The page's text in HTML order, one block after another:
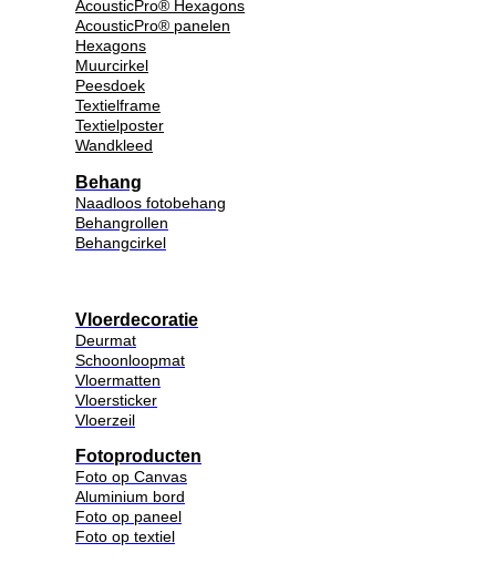
AcousticPro® Hexagons
AcousticPro® panelen
Hexagons
Muurcirkel
Peesdoek
Textielframe
Textielposter
Wandkleed
Behang
Naadloos fotobehang
Behangrollen
Behangcirkel
Vloerdecoratie
Deurmat
Schoonloopmat
Vloermatten
Vloersticker
Vloerzeil
Fotoproducten
Foto op Canvas
Aluminium bord
Foto op paneel
Foto op textiel